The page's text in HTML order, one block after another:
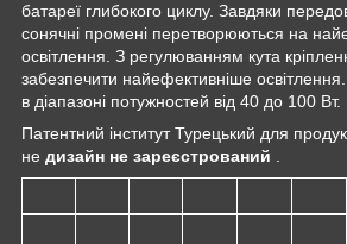
батареї глибокого циклу. Завдяки
сонячні промені перетворюються на
освітлення. З регулюванням кута
забезпечити найефективніше
в діапазоні потужностей від 40 до 100 Вт.
Патентний інститут Турецький для
не дизайн не зареєстрований .